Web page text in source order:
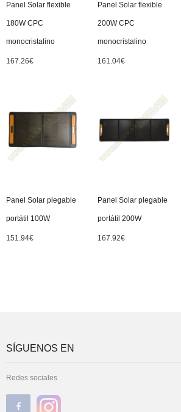
Panel Solar flexible
180W CPC
monocristalino
167.26€
Panel Solar flexible
200W CPC
monocristalino
161.04€
Panel Solar plegable
portátil 100W
151.94€
Panel Solar plegable
portátil 200W
167.92€
SÍGUENOS EN
Redes sociales